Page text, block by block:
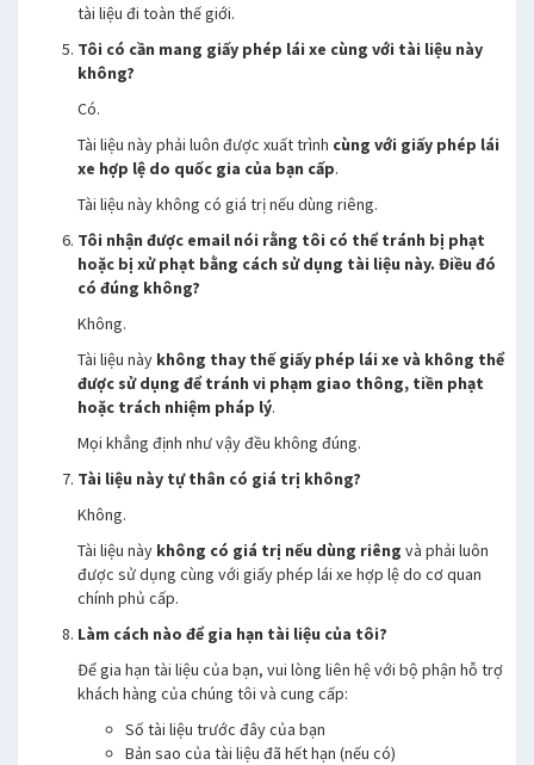
tài liệu đi toàn thế giới.
Tôi có cần mang giấy phép lái xe cùng với tài liệu này
không?
Có.
Tài liệu này phải luôn được xuất trình cùng với giấy phép lái
xe hợp lệ do quốc gia của bạn cấp.
Tài liệu này không có giá trị nếu dùng riêng.
Tôi nhận được email nói rằng tôi có thể tránh bị phạt
hoặc bị xử phạt bằng cách sử dụng tài liệu này. Điều đó
có đúng không?
Không.
Tài liệu này không thay thế giấy phép lái xe và không thể
được sử dụng để tránh vi phạm giao thông, tiền phạt
hoặc trách nhiệm pháp lý.
Mọi khẳng định như vậy đều không đúng.
Tài liệu này tự thân có giá trị không?
Không.
Tài liệu này không có giá trị nếu dùng riêng và phải luôn
được sử dụng cùng với giấy phép lái xe hợp lệ do cơ quan
chính phủ cấp.
Làm cách nào để gia hạn tài liệu của tôi?
Để gia hạn tài liệu của bạn, vui lòng liên hệ với bộ phận hỗ trợ
khách hàng của chúng tôi và cung cấp:
Số tài liệu trước đây của bạn
Bản sao của tài liệu đã hết hạn (nếu có)